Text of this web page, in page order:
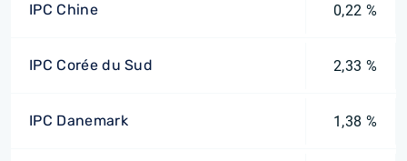
IPC Chine 0,22 %
IPC Corée du Sud 2,33 %
IPC Danemark 1,38 %